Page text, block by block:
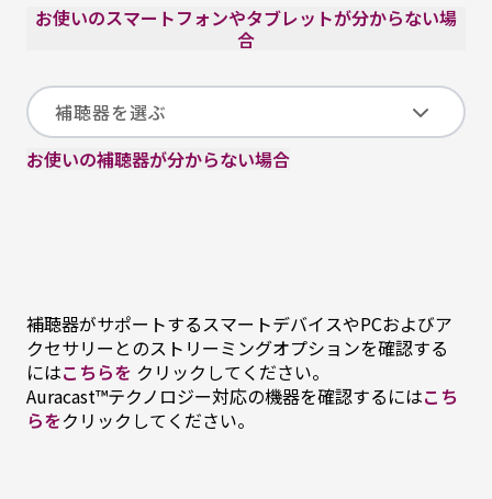
お使いのスマートフォンやタブレットが分からない場
合
お使いの補聴器が分からない場合
補聴器がサポートするスマートデバイスやPCおよびア
クセサリーとのストリーミングオプションを確認する
にはこちらを クリックしてください。
Auracast™テクノロジー対応の機器を確認するにはこち
らをクリックしてください。